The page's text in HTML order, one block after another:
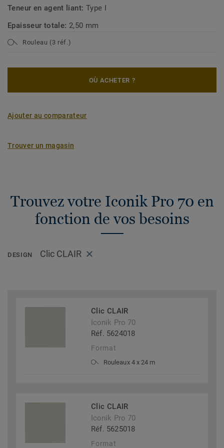
Teneur en agent liant: Type I
Epaisseur totale: 2,50 mm
Rouleau (3 réf.)
OÙ ACHETER ?
Ajouter au comparateur
Trouver un magasin
Trouvez votre Iconik Pro 70 en
fonction de vos besoins
DESIGN Clic CLAIR
Clic CLAIR
Iconik Pro 70
Réf. 5624018
Format
Rouleaux 4 x 24 m
Clic CLAIR
Iconik Pro 70
Réf. 5625018
Format